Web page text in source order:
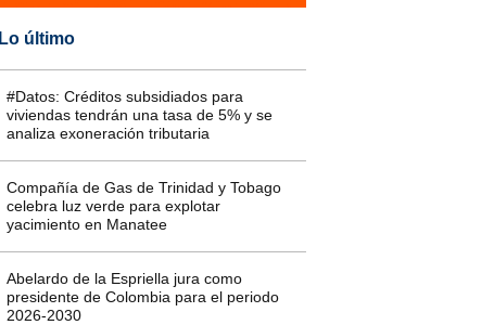
Lo último
#Datos: Créditos subsidiados para
viviendas tendrán una tasa de 5% y se
analiza exoneración tributaria
Compañía de Gas de Trinidad y Tobago
celebra luz verde para explotar
yacimiento en Manatee
Abelardo de la Espriella jura como
presidente de Colombia para el periodo
2026-2030